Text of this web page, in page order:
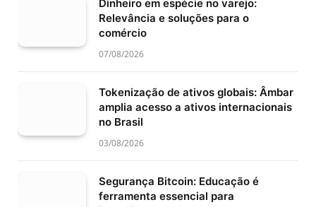
Dinheiro em espécie no varejo:
Relevância e soluções para o
comércio
07/08/2026
Tokenização de ativos globais: Âmbar
amplia acesso a ativos internacionais
no Brasil
03/08/2026
Segurança Bitcoin: Educação é
ferramenta essencial para